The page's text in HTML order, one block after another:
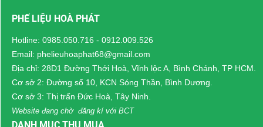
2021,Phế liệu Hòa Phát
PHẾ LIỆU HOÀ PHÁT
Hotline: 0985.050.716 - 0912.009.526
Email: phelieuhoaphat68@gmail.com
Địa chỉ: 28D1 Đường Thới Hoà, Vĩnh lộc A, Bình Chánh, TP HCM.
Cơ sở 2: Đường số 10, KCN Sóng Thần, Bình Dương.
Cơ sở 3: Thị trấn Đức Hoà, Tây Ninh.
Website đang chờ đăng kí với BCT